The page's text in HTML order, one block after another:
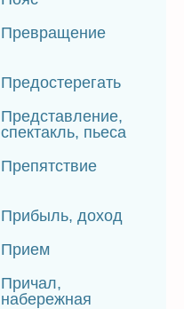
Превращение
Предостерегать
Представление,
спектакль, пьеса
Препятствие
Прибыль, доход
Прием
Причал,
набережная